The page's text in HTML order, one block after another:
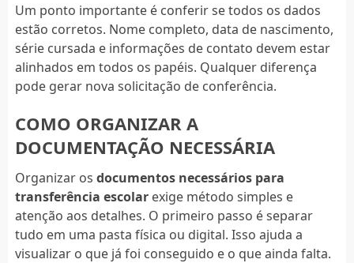
Um ponto importante é conferir se todos os dados
estão corretos. Nome completo, data de nascimento,
série cursada e informações de contato devem estar
alinhados em todos os papéis. Qualquer diferença
pode gerar nova solicitação de conferência.
COMO ORGANIZAR A
DOCUMENTAÇÃO NECESSÁRIA
Organizar os documentos necessários para
transferência escolarexige método simples e
atenção aos detalhes. O primeiro passo é separar
tudo em uma pasta física ou digital. Isso ajuda a
visualizar o que já foi conseguido e o que ainda falta.